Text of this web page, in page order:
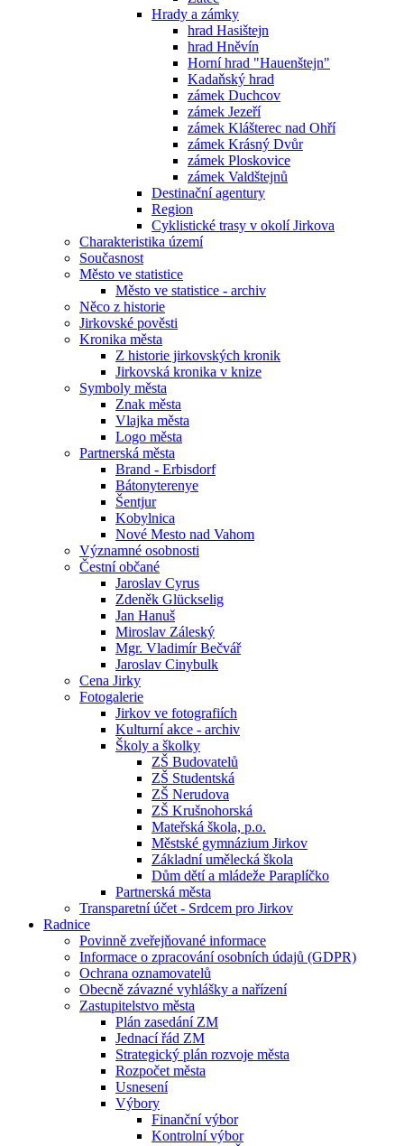
Hrady a zámky
hrad Hasištejn
hrad Hněvín
Horní hrad "Hauenštejn"
Kadaňský hrad
zámek Duchcov
zámek Jezeří
zámek Klášterec nad Ohří
zámek Krásný Dvůr
zámek Ploskovice
zámek Valdštejnů
Destinační agentury
Region
Cyklistické trasy v okolí Jirkova
Charakteristika území
Současnost
Město ve statistice
Město ve statistice - archiv
Něco z historie
Jirkovské pověsti
Kronika města
Z historie jirkovských kronik
Jirkovská kronika v knize
Symboly města
Znak města
Vlajka města
Logo města
Partnerská města
Brand - Erbisdorf
Bátonyterenye
Šentjur
Kobylnica
Nové Mesto nad Vahom
Významné osobnosti
Čestní občané
Jaroslav Cyrus
Zdeněk Glückselig
Jan Hanuš
Miroslav Záleský
Mgr. Vladimír Bečvář
Jaroslav Cinybulk
Cena Jirky
Fotogalerie
Jirkov ve fotografiích
Kulturní akce - archiv
Školy a školky
ZŠ Budovatelů
ZŠ Studentská
ZŠ Nerudova
ZŠ Krušnohorská
Mateřská škola, p.o.
Městské gymnázium Jirkov
Základní umělecká škola
Dům dětí a mládeže Paraplíčko
Partnerská města
Transparetní účet - Srdcem pro Jirkov
Radnice
Povinně zveřejňované informace
Informace o zpracování osobních údajů (GDPR)
Ochrana oznamovatelů
Obecně závazné vyhlášky a nařízení
Zastupitelstvo města
Plán zasedání ZM
Jednací řád ZM
Strategický plán rozvoje města
Rozpočet města
Usnesení
Výbory
Finanční výbor
Kontrolní výbor